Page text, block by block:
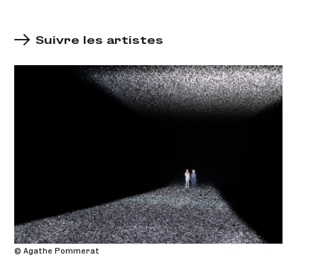
Suivre les artistes
© Agathe Pommerat